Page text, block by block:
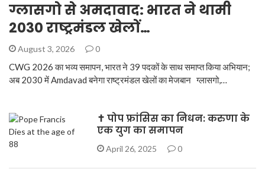
ग्लासगो से अमदावाद: भारत ने थामी
2030 राष्ट्रमंडल खेलों…
August 3, 2026 0
CWG 2026 का भव्य समापन, भारत ने 39 पदकों के साथ समाप्त किया अभियान;
अब 2030 में Amdavad बनेगा राष्ट्रमंडल खेलों का मेजबान ग्लासगो,…
✝️ पोप फ्रांसिस का निधन: करुणा के
एक युग का समापन
April 26, 2025 0